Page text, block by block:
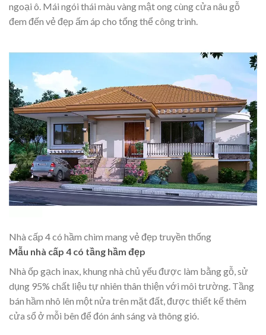
ngoại ô. Mái ngói thái màu vàng mật ong cùng cửa nâu gỗ
đem đến vẻ đẹp ấm áp cho tổng thể công trình.
Nhà cấp 4 có hầm chìm mang vẻ đẹp truyền thống
Mẫu nhà cấp 4 có tầng hầm đẹp
Nhà ốp gạch inax, khung nhà chủ yếu được làm bằng gỗ, sử
dụng 95% chất liệu tự nhiên thân thiện với môi trường. Tầng
bán hầm nhô lên một nửa trên mặt đất, được thiết kế thêm
cửa sổ ở mỗi bên để đón ánh sáng và thông gió.